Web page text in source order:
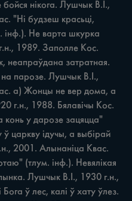
нікога. Лушчык В.І.,
"Hi будзеш красьці,
інф.). Не варта шкурка
1989. Заполле Кос.
неапраўдана затратная.
парозе. Лушчык В.І.,
а) Жонцы не вер дома, а
г.н., 1988. Бялавічы Кос.
у дарозе зацяцца"
царкву ідучы, а выбірай
2001. Алынаніца Квас.
(тлум. інф.). Невялікая
Лушчык В.І., 1930 г.н.,
ў лес, калі ў хату ўлез.